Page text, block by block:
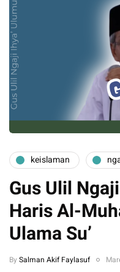
keislaman
Gus Ulil
Haris Al-
Ulama Su’
By Salman Akif Faylasuf